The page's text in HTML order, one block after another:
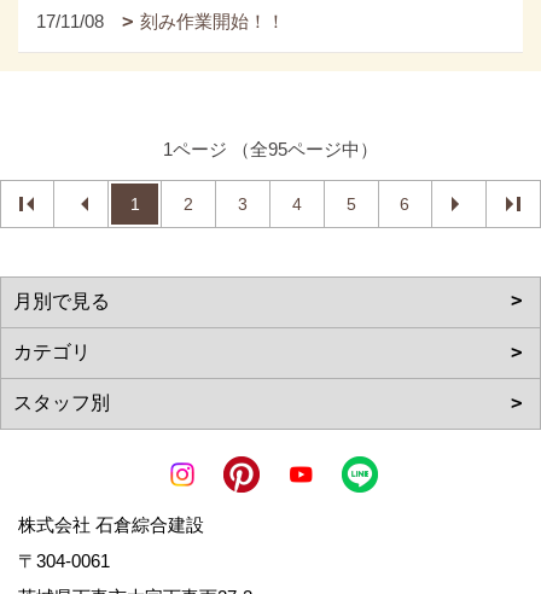
17/11/08 刻み作業開始！！
1ページ （全95ページ中）
1 2 3 4 5 6
株式会社 石倉綜合建設
〒304-0061